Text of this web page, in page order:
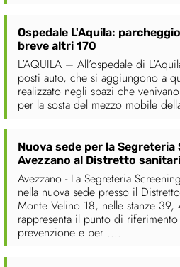
Ospedale L'Aquila:
breve altri 170
L’AQUILA – All’ospedale di
posti auto, che si aggiungono a
realizzato negli spazi che
per la sosta del mezzo mobile
Nuova sede per la Segreteria
Avezzano al Distretto
Avezzano - La Segreteria
nella nuova sede presso il
Monte Velino 18, nelle stanze 39,
rappresenta il punto di
prevenzione e per ....